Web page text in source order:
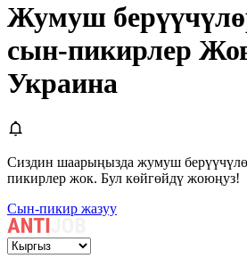
Жумуш
сын-пикирлер
Украина
Сиздин шаарыңызда жумуш
пикирлер жок. Бул көйгөйдү жоюңуз!
Сын-пикир жазуу